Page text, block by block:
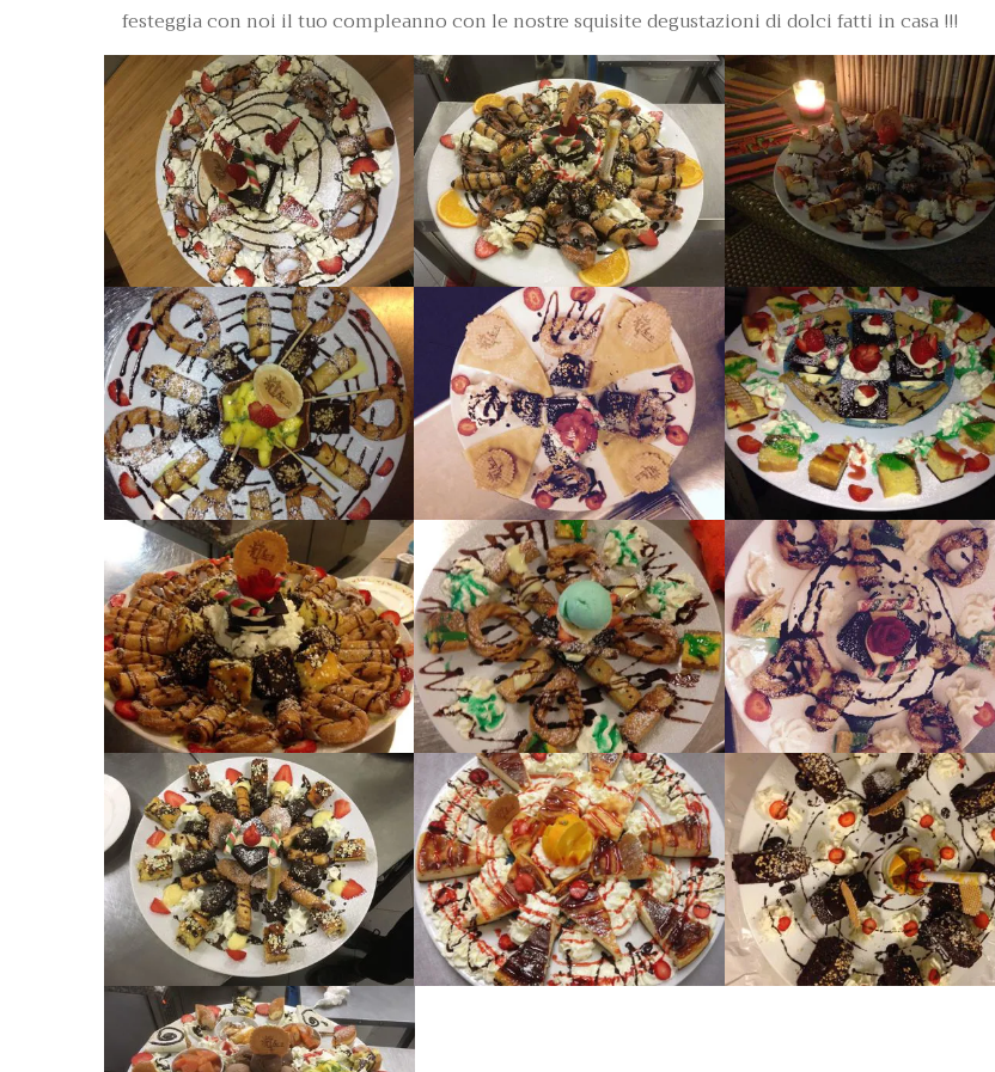
festeggia con noi il tuo compleanno con le nostre squisite degustazioni di dolci fatti in casa !!!